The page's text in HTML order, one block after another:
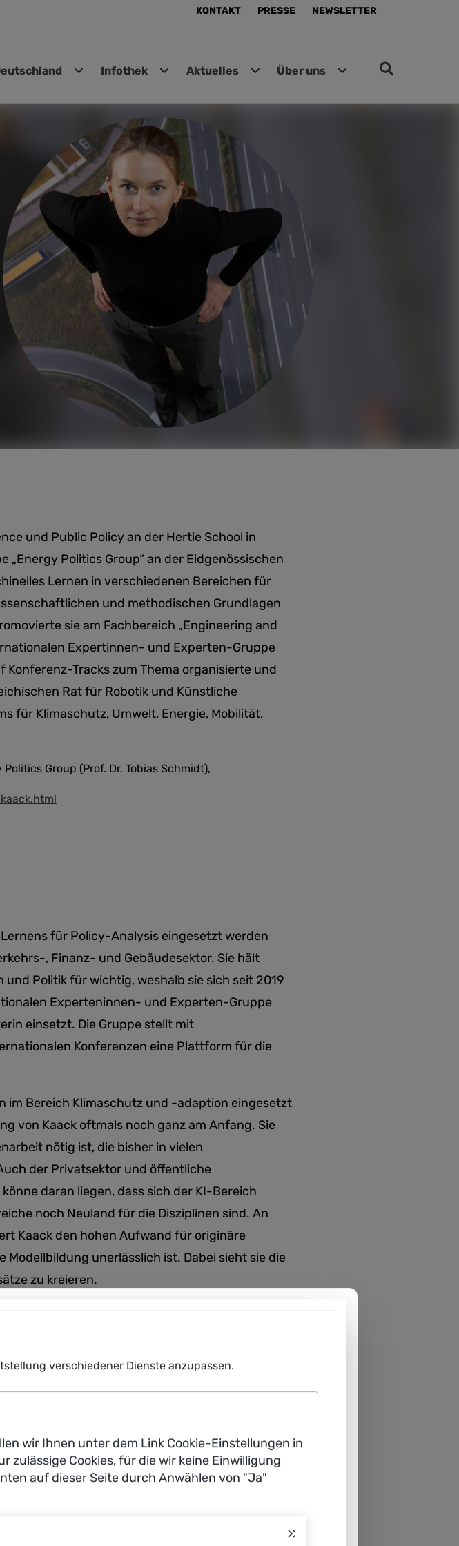
KONTAKT PRESSE NEWSLETTER
Infothek Aktuelles Über uns
und Public Policy an der Hertie School in
Politics Group“ an der Eidgenössischen
Lernen in verschiedenen Bereichen für
und methodischen Grundlagen
sie am Fachbereich „Engineering and
Expertinnen- und Experten-Gruppe
Konferenz-Tracks zum Thema organisierte und
Rat für Robotik und Künstliche
für Klimaschutz, Umwelt, Energie, Mobilität,
Politics Group (Prof. Dr. Tobias Schmidt),
für Policy-Analysis eingesetzt werden
, Finanz- und Gebäudesektor. Sie hält
Politik für wichtig, weshalb sie sich seit 2019
Experteninnen- und Experten-Gruppe
einsetzt. Die Gruppe stellt mit
Konferenzen eine Plattform für die
im Bereich Klimaschutz und -adaption eingesetzt
von Kaack oftmals noch ganz am Anfang. Sie
nötig ist, die bisher in vielen
der Privatsektor und öffentliche
daran liegen, dass sich der KI-Bereich
noch Neuland für die Disziplinen sind. An
Kaack den hohen Aufwand für originäre
unerlässlich ist. Dabei sieht sie die
zu kreieren.
verschiedener Dienste anzupassen.
wir Ihnen unter dem Link Cookie-Einstellungen in
zulässige Cookies, für die wir keine Einwilligung
auf dieser Seite durch Anwählen von "Ja"